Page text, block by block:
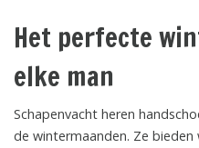
Het perfecte
elke man
Schapenvacht heren
de wintermaanden. Ze